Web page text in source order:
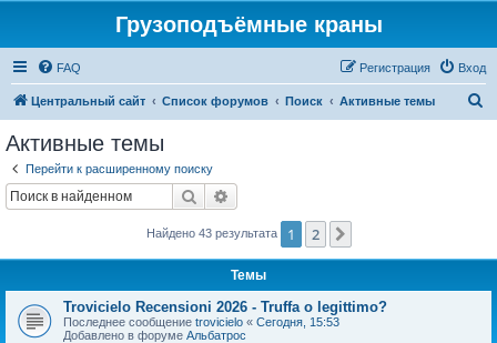
Грузоподъёмные краны
FAQ Вход
Регистрация
Центральный сайт Список форумов Поиск Активные темы
Активные темы
Перейти к расширенному поиску
Поиск
Найдено 43 результата 1 2
Темы
Trovicielo Recensioni 2026 - Truffa o legittimo?
Последнее сообщение trovicielo « Сегодня, 15:53
Добавлено в форуме Альбатрос